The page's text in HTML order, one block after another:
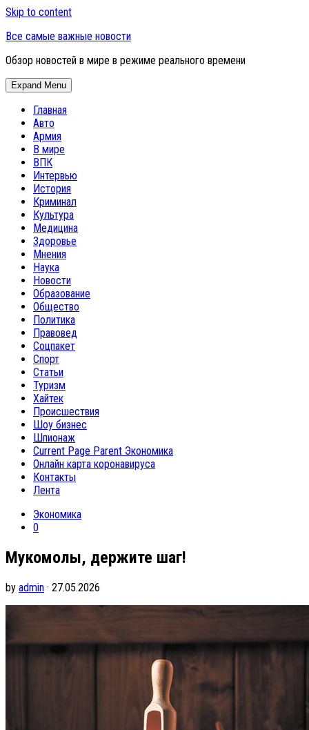
Skip to content
Все самые важные новости
Обзор новостей в мире в режиме реального времени
Expand Menu
Главная
Авто
Армия
В мире
ВПК
Интервью
История
Криминал
Культура
Медицина
Здоровье
Мнения
Наука
Новости
Образование
Общество
Политика
Правовед
Соцпакет
Спорт
Статьи
Туризм
Хайтек
Происшествия
Шоу бизнес
Шпионаж
Current Page Parent Экономика
Онлайн карта коронавируса
Контакты
Лента
Экономика
0
Мукомолы, держите шаг!
by admin · 27.05.2026